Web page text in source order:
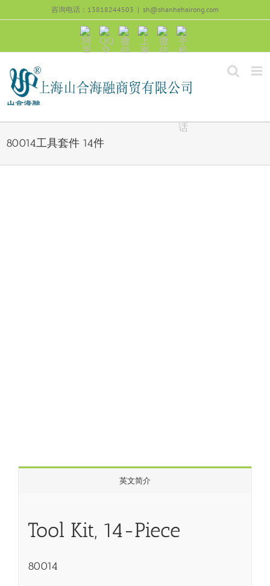
咨询电话：13818244503 | sh@shanhehairong.com
阿
里
通
QQ
交
微
信
shanhehairong
上
海
融
微
微
信
手
机
接
拨
话
80014工具套件 14件
英文简介
Tool Kit, 14-Piece
80014